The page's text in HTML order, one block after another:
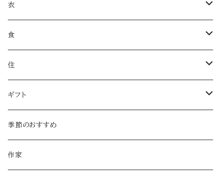
衣
衣類
服飾雑貨
服飾小物／その他
食
菓子
飲みもの
麺類・麺
調味料・オイル
住
日用品
本・音楽
家具・インテリア
ギフト
ラッピング
季節のおすすめ
作家